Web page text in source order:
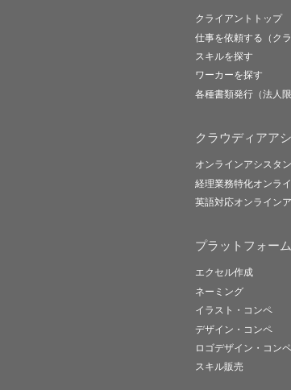
クライアントトップ
仕事を依頼する（ク
スキルを探す
ワーカーを探す
各種書類発行（法人限
クラウディアア
オンラインアシスタ
経理業務特化オンラ
英語対応オンライン
プラットフォー
エクセル作成
ネーミング
イラスト・コンペ
デザイン・コンペ
ロゴデザイン・コンペ
スキル販売